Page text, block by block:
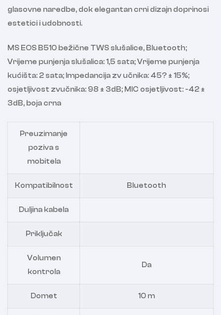
glasovne naredbe, dok elegantan crni dizajn doprinosi
estetici i udobnosti.
MS EOS B510 bežične TWS slušalice, Bluetooth;
Vrijeme punjenja slušalica: 1,5 sata; Vrijeme punjenja
kućišta: 2 sata; Impedancija zv učnika: 45? ± 15%;
osjetljivost zvučnika: 98 ± 3dB; MIC osjetljivost: -42 ±
3dB, boja crna
Preuzimanje
poziva s
mobitela
Kompatibilnost Bluetooth
Duljina kabela
Priključak
Volumen
kontrola
Da
Domet 10 m